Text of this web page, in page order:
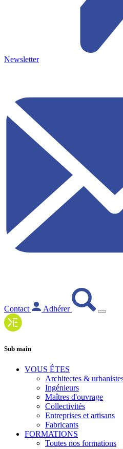
Newsletter
Contact Adhérer
Sub main
VOUS ÊTES
Architectes &
Ingénieurs
Maîtres d'ouvrage
Collectivités
Entreprises et artisans
Fabricants
FORMATIONS
Toutes nos formations